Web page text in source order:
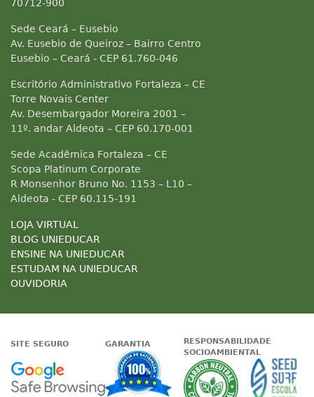
70712-900
Sede Ceará – Eusebio
Av. Eusebio de Queiroz – Bairro Centro
Eusebio – Ceará - CEP 61.760-046
Escritório Administrativo Fortaleza – CE
Torre Novais Center
Av. Desembargador Moreira 2001 –
11º. andar Aldeota – CEP 60.170-001
Sede Acadêmica Fortaleza – CE
Scopa Platinum Corporate
R Monsenhor Bruno No. 1153 – L10 –
Aldeota - CEP 60.115-191
LOJA VIRTUAL
BLOG UNIEDUCAR
ENSINE NA UNIEDUCAR
ESTUDAM NA UNIEDUCAR
OUVIDORIA
SITE SEGURO
Google - Status do site no
GARANTIA
Garantia de
RESPONSABILIDADE
SOCIOAMBIENTAL
A